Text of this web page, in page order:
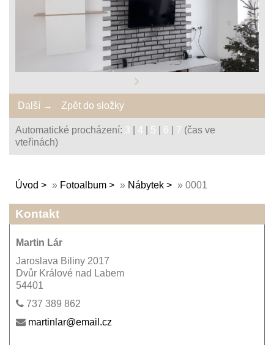
Další → Zpět do složky
Automatické procházení: 3 4 5 6 7 (čas ve
vteřinách)
Úvod » Fotoalbum » Nábytek » 0001
Kontakt
Martin Lár
Jaroslava Biliny 2017
Dvůr Králové nad Labem
54401
737 389 862
martinlar@email.cz